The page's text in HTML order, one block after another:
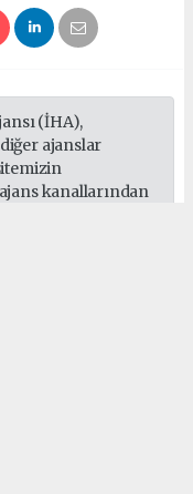
(İHA),
ajanslar
kanallarından